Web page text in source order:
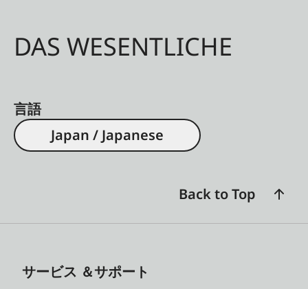
DAS WESENTLICHE
言語
Japan / Japanese
Back to Top
サービス ＆サポート